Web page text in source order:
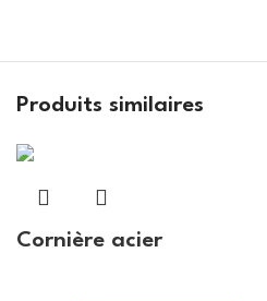
Produits similaires
Cornière acier